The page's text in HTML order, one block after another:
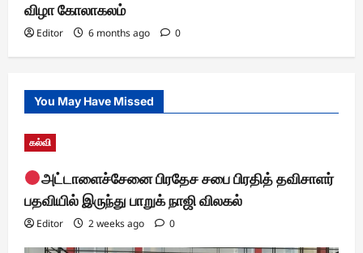
விழா கோலாகலம்
Editor 6 months ago 0
You May Have Missed
கல்வி
அட்டாளைச்சேனை பிரதேச சபை பிரதித் தவிசாளர்
பதவியில் இருந்து பாறுக் நாஜி விலகல்
Editor 2 weeks ago 0